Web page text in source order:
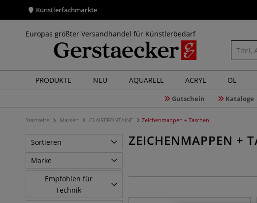
Künstlerfachmärkte
Europas größter Versandhandel für Künstlerbedarf
PRODUKTE NEU AQUARELL ACRYL ÖL
Gutschein Kataloge
Startseite Marken CLAIREFONTAINE Zeichenmappen + Taschen
Sortieren
Marke
Empfohlen für
Technik
ZEICHENMAPPEN +